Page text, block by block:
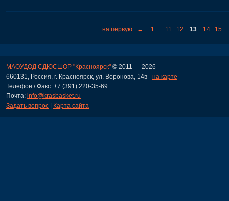
на первую ← 1 ... 11 12 13 14 15
МАОУДОД СДЮСШОР "Красноярск" © 2011 — 2026
660131, Россия, г. Красноярск, ул. Воронова, 14в - на карте
Телефон / Факс: +7 (391) 220-35-69
Почта: info@krasbasket.ru
Задать вопрос
Карта сайта